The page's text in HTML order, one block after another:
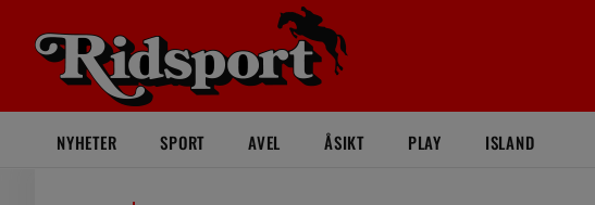
NYHETER SPORT AVEL ÅSIKT PLAY ISLAND